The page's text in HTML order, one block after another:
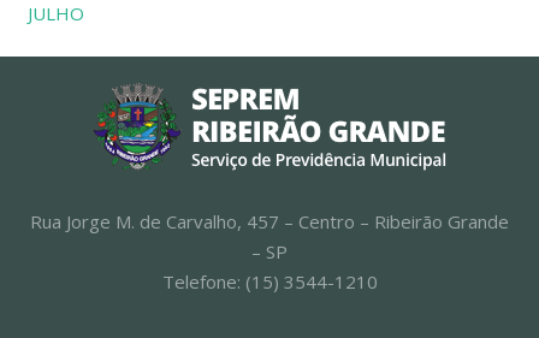
JULHO
Rua Jorge M. de Carvalho, 457 – Centro – Ribeirão Grande
– SP
Telefone: (15) 3544-1210